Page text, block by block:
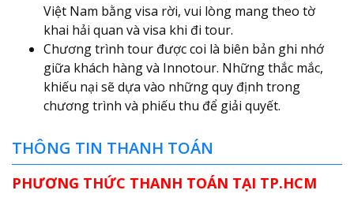
Việt Nam bằng visa rời, vui lòng mang theo tờ
khai hải quan và visa khi đi tour.
Chương trình tour được coi là biên bản ghi nhớ
giữa khách hàng và Innotour. Những thắc mắc,
khiếu nại sẽ dựa vào những quy định trong
chương trình và phiếu thu để giải quyết.
THÔNG TIN THANH TOÁN
PHƯƠNG THỨC THANH TOÁN TẠI TP.HCM